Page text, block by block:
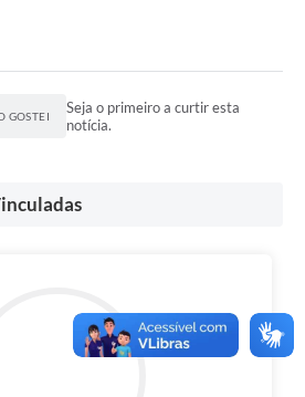
GOSTEI
Seja o primeiro a curtir esta
notícia.